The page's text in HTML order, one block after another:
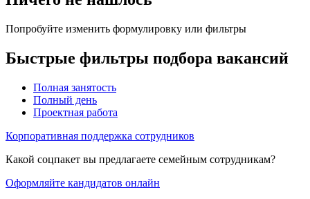
Попробуйте изменить формулировку или фильтры
Быстрые фильтры подбора вакансий
Полная занятость
Полный день
Проектная работа
Корпоративная поддержка сотрудников
Какой соцпакет вы предлагаете семейным сотрудникам?
Оформляйте кандидатов онлайн